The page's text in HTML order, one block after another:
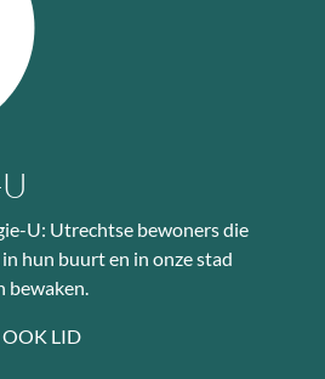
U: Utrechtse bewoners die
hun buurt en in onze stad
bewaken.
OOK LID